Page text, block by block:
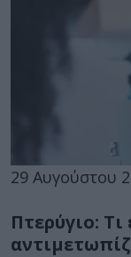
29 Αυγούστου
Πτερύγιο: